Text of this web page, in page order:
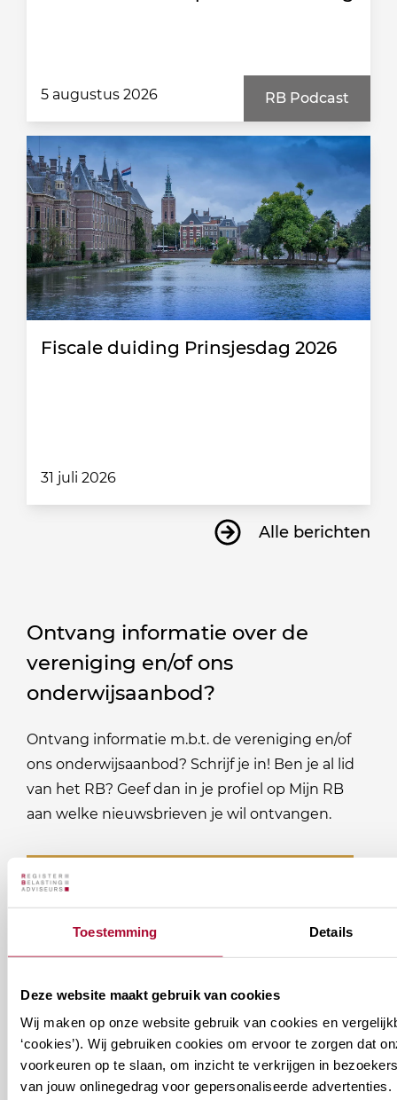
Toestemming Details
Deze website maakt gebruik van cookies
Wij maken op onze website gebruik van cookies en
‘cookies’). Wij gebruiken cookies om ervoor te zorgen dat
voorkeuren op te slaan, om inzicht te verkrijgen in
van jouw onlinegedrag voor gepersonaliseerde advertenties.
5 augustus 2026 RB Podcast
Fiscale duiding Prinsjesdag 2026
31 juli 2026
Alle berichten
Ontvang informatie over de
vereniging en/of ons
onderwijsaanbod?
Ontvang informatie m.b.t. de vereniging en/of
ons onderwijsaanbod? Schrijf je in! Ben je al lid
van het RB? Geef dan in je profiel op Mijn RB
aan welke nieuwsbrieven je wil ontvangen.
naam@bedrijf.nl
nieuwsbrieven
ontvangen?
Permanente Educatie nieuwsbrief
Verenigingsnieuws